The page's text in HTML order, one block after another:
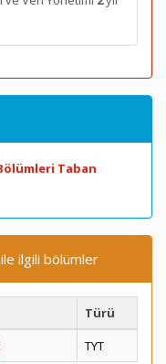
Taban
ilgili bölümler
Türü
TYT